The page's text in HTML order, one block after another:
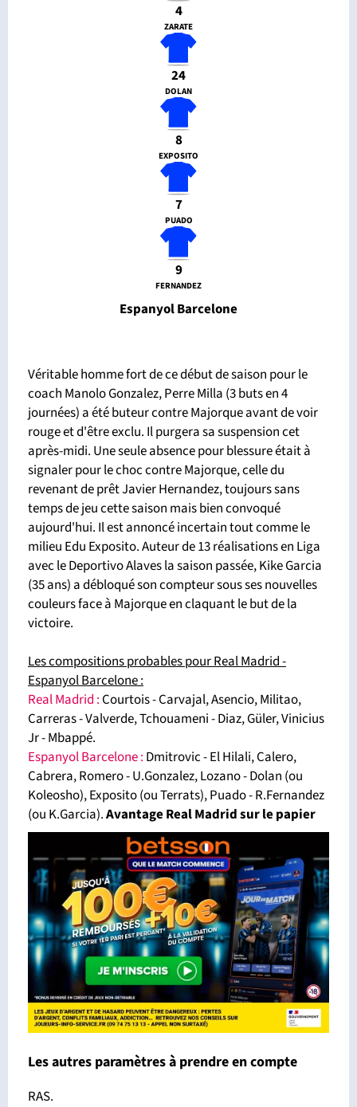
4
ZARATE
24
DOLAN
8
EXPOSITO
7
PUADO
9
FERNANDEZ
Espanyol Barcelone
Véritable homme fort de ce début de saison pour le
coach Manolo Gonzalez, Perre Milla (3 buts en 4
journées) a été buteur contre Majorque avant de voir
rouge et d'être exclu. Il purgera sa suspension cet
après-midi. Une seule absence pour blessure était à
signaler pour le choc contre Majorque, celle du
revenant de prêt Javier Hernandez, toujours sans
temps de jeu cette saison mais bien convoqué
aujourd'hui. Il est annoncé incertain tout comme le
milieu Edu Exposito. Auteur de 13 réalisations en Liga
avec le Deportivo Alaves la saison passée, Kike Garcia
(35 ans) a débloqué son compteur sous ses nouvelles
couleurs face à Majorque en claquant le but de la
victoire.
Les compositions probables pour Real Madrid -
Espanyol Barcelone :
Real Madrid : Courtois - Carvajal, Asencio, Militao,
Carreras - Valverde, Tchouameni - Diaz, Güler, Vinicius
Jr - Mbappé.
Espanyol Barcelone : Dmitrovic - El Hilali, Calero,
Cabrera, Romero - U.Gonzalez, Lozano - Dolan (ou
Koleosho), Exposito (ou Terrats), Puado - R.Fernandez
(ou K.Garcia).Avantage Real Madrid sur le papier
Les autres paramètres à prendre en compte
RAS.